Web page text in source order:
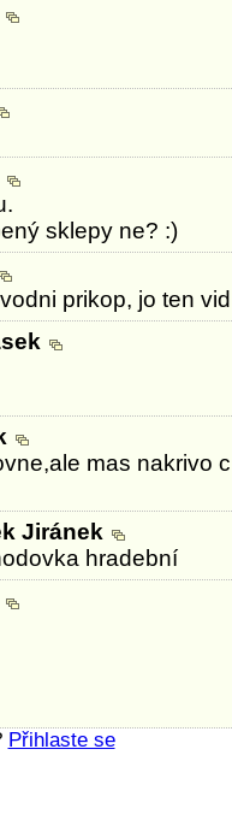
sklepy ne? :)
prikop, jo ten
mas nakrivo
Jiránek
hradební
Přihlaste se